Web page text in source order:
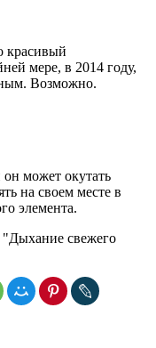
красивый
мере, в 2014 году,
Возможно.
он может окутать
на своем месте в
элемента.
"Дыхание свежего